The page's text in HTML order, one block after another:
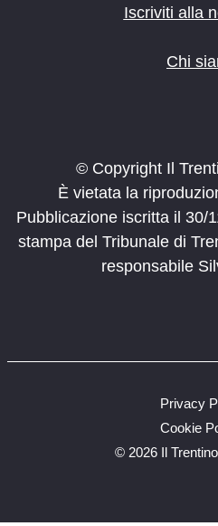
Iscriviti alla
Chi
© Copyright Il
È vietata la
Pubblicazione iscritta il 30/
stampa del Tribunale di
responsabile
© 2026 Il
Privacy
Cookie